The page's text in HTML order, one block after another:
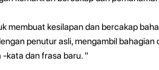
membuat kesilapan dan bercakap
penutur asli, mengambil
kata dan frasa baru. "